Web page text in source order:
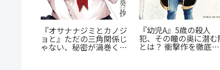
『オサナナジミとカノジ
ョと』ただの三角関係じ
ゃない、秘密が渦巻くセ
クシーサスペンスの魅力
『幼児A』5歳の殺人
犯、その瞳の奥に潜む
とは？ 衝撃作を徹底解